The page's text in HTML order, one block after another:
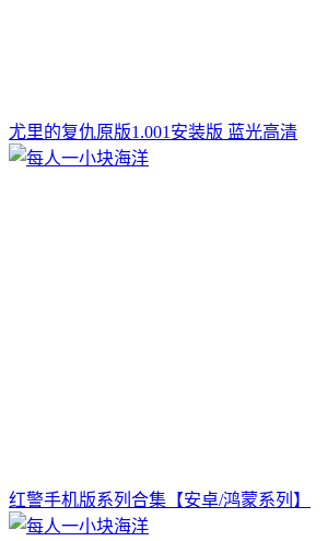
尤里的复仇原版1.001安装版 蓝光高清
红警手机版系列合集【安卓/鸿蒙系列】